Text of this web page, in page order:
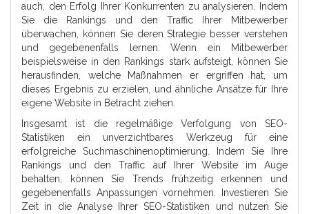
auch, den Erfolg Ihrer Konkurrenten zu analysieren. Indem
Sie die Rankings und den Traffic Ihrer Mitbewerber
überwachen, können Sie deren Strategie besser verstehen
und gegebenenfalls lernen. Wenn ein Mitbewerber
beispielsweise in den Rankings stark aufsteigt, können Sie
herausfinden, welche Maßnahmen er ergriffen hat, um
dieses Ergebnis zu erzielen, und ähnliche Ansätze für Ihre
eigene Website in Betracht ziehen.
Insgesamt ist die regelmäßige Verfolgung von SEO-
Statistiken ein unverzichtbares Werkzeug für eine
erfolgreiche Suchmaschinenoptimierung. Indem Sie Ihre
Rankings und den Traffic auf Ihrer Website im Auge
behalten, können Sie Trends frühzeitig erkennen und
gegebenenfalls Anpassungen vornehmen. Investieren Sie
Zeit in die Analyse Ihrer SEO-Statistiken und nutzen Sie